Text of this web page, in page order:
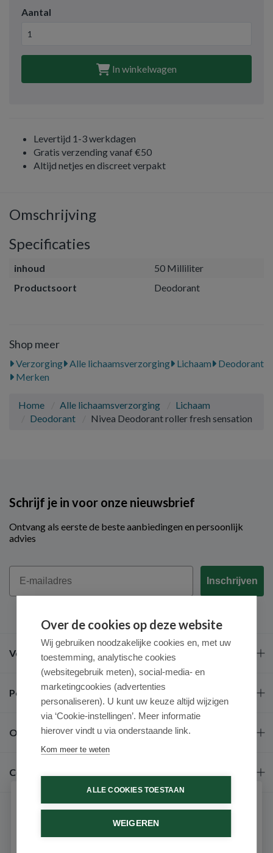
Aantal
In winkelwagen
Levertijd 1-3 werkdagen
Gratis verzending vanaf €50
Altijd netjes en discreet verpakt
Omschrijving
Specificaties
inhoud
50 Milliliter
Productsoort
Deodorant
Shop meer
Verzorging Alle lichaamsverzorging Lichaam
Deodorant
Merken
Home Alle lichaamsverzorging
Lichaam
Deodorant
Nivea Deodorant roller fresh sensation
Schrijf je in voor onze nieuwsbrief
Ontvang als eerste de beste aanbiedingen en persoonlijk
advies
Email
Inschrijven
Veel gestelde vragen
Populaire merken
Over ons
Contact
Over de cookies op deze website
Wij gebruiken noodzakelijke cookies en, met uw
toestemming, analytische cookies
(websitegebruik meten), social-media- en
marketingcookies (advertenties
personaliseren). U kunt uw keuze altijd wijzigen
via ‘Cookie-instellingen’. Meer informatie
hierover vindt u via onderstaande link.
Kom meer te weten
ALLE COOKIES TOESTAAN
WEIGEREN
Schrijf je in voor onze nieuwsbrief
Ontvang als eerste de beste aanbiedingen en persoonlijk
advies